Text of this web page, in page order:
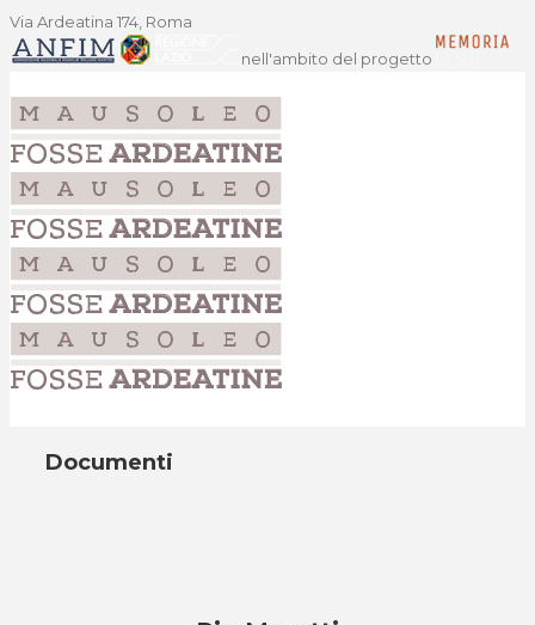
Via Ardeatina 174, Roma
nell'ambito del progetto
Documenti